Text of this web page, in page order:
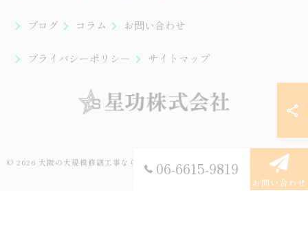
06-6615-9819
お問い合わせ
ブログ コラム お問い合わせ
プライバシーポリシー サイトマップ
© 2026 大阪の大規模修繕工事なら星功株式会社 ALL RIGHTS RESERVED.